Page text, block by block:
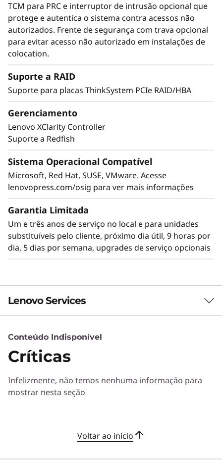
Maximize Seu Tempo de Atividade
Quando seu sistema está inoperante, minutos
viram horas. Executar cargas de trabalho de
classe empresarial exige tempo de atividade de
classe empresarial. O ThinkSystem SR860 V4
possui recursos como Análise Preditiva de
Falhas e detecção de erros para evitar tempo
de inatividade, com diagnósticos Lightpath
para identificação rápida de falhas e retomada
mais ágil das operações.
funciona como um mini-computador
integrado que fornece monitoramento remoto
de indicadores-chave de saúde, como
estados de energia do sistema mesmo que o
hardware esteja desligado.
TCM para PRC e interruptor de intrusão opcional que
protege e autentica o sistema contra acessos não
autorizados. Frente de segurança com trava opcional
para evitar acesso não autorizado em instalações de
colocation.
Suporte a RAID
Suporte para placas ThinkSystem PCIe RAID/HBA
Gerenciamento
Lenovo XClarity Controller
Suporte a Redfish
Sistema Operacional Compatível
Microsoft, Red Hat, SUSE, VMware. Acesse
lenovopress.com/osig para ver mais informações
Garantia Limitada
Um e três anos de serviço no local e para unidades
substituíveis pelo cliente, próximo dia útil, 9 horas por
dia, 5 dias por semana, upgrades de serviço opcionais
Lenovo Services
Serviços de Soluções
Desenvolva a melhor estratégia para a sua empresa.
ideal para as suas necessidades empresariais
exclusivas.
Serviços de Implementação
Conteúdo Indisponível
Críticas
Infelizmente, não temos nenhuma informação para
mostrar nesta seção
Voltar ao início